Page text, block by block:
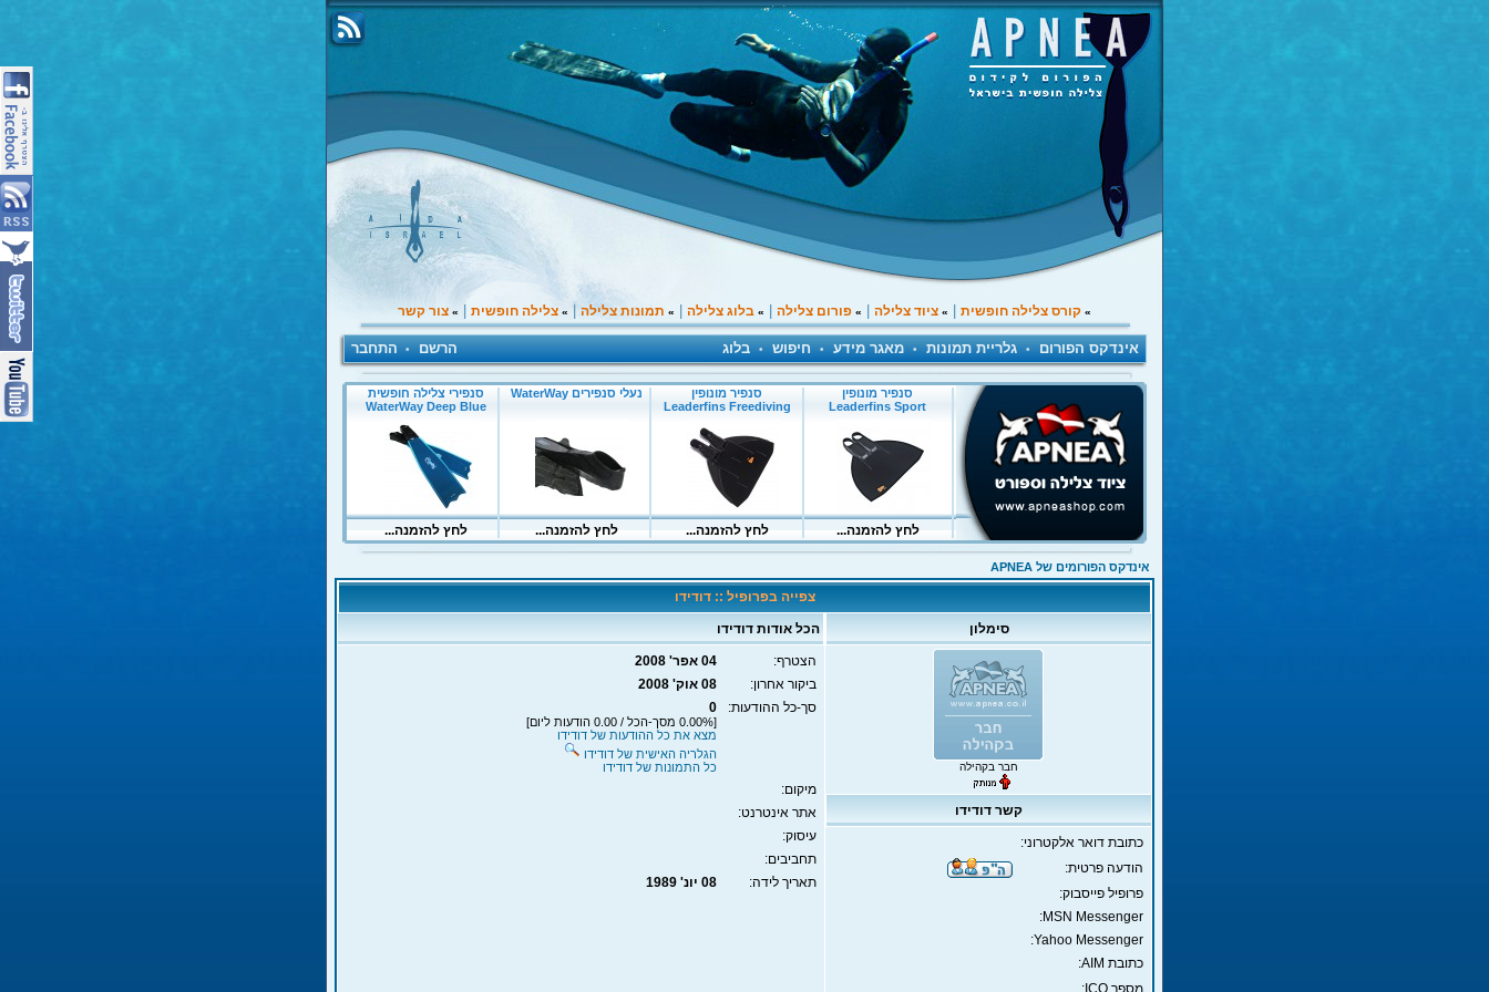
» קורס צלילה חופשית » ציוד צלילה » פורום צלילה » בלוג צלילה » תמונות צלילה » צלילה חופשית » צור קשר
אינדקס הפורום • גלריית תמונות • מאגר מידע • חיפוש • בלוג הרשם • התחבר
אינדקס הפורומים של APNEA
צפייה בפרופיל :: דודידו
סימלון הכל אודות דודידו
חבר בקהילה
הצטרף:
04 אפר' 2008
ביקור אחרון:
08 אוק' 2008
סך-כל ההודעות:
0
[0.00% מסך-הכל / 0.00 הודעות ליום]
מצא את כל ההודעות של דודידו
הגלריה האישית של דודידו
כל התמונות של דודידו
מיקום:
אתר אינטרנט:
עיסוק:
תחביבים:
תאריך לידה:
08 יונ' 1989
קשר דודידו
כתובת דואר אלקטרוני:
הודעה פרטית:
פרופיל פייסבוק:
MSN Messenger:
Yahoo Messenger:
כתובת AIM:
מספר ICQ: